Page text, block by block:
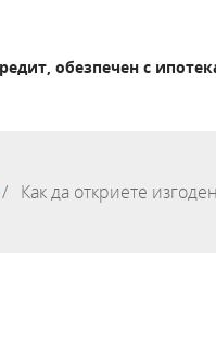
обезпечен с
Как да откриете